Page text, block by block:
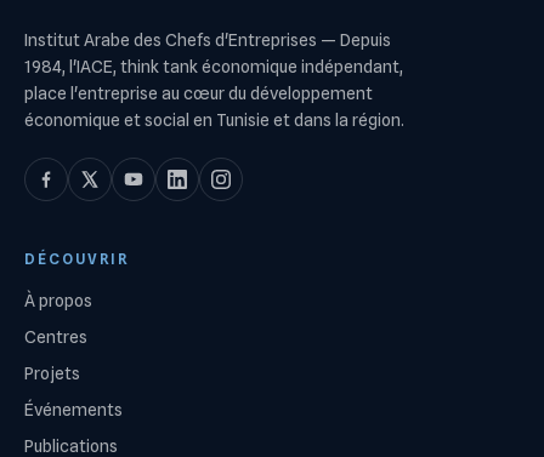
Institut Arabe des Chefs d'Entreprises — Depuis
1984, l'IACE, think tank économique indépendant,
place l'entreprise au cœur du développement
économique et social en Tunisie et dans la région.
DÉCOUVRIR
À propos
Centres
Projets
Événements
Publications